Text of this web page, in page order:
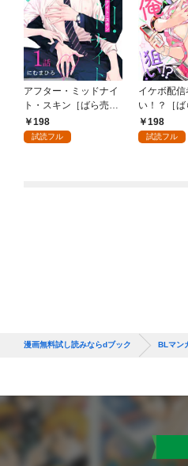
アフター・ミッドナイ
ト・スキン［ばら売
り］ 第1話
198
試読フル
イケボ配信
い！？［
第1話
198
試読フル
漫画無料試し読みならdブック BLマン